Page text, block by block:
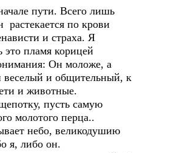
пути. Всего лишь
растекается по крови
и страха. Я
это пламя корицей
Он моложе, а
веселый и общительный, к
и животные.
пусть самую
молотого перца..
небо, великодушию
я, либо он.